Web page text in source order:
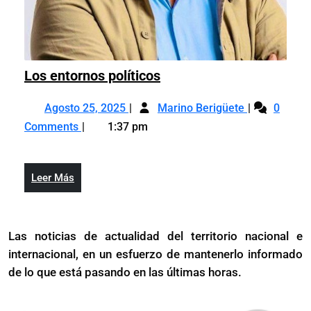
Los entornos políticosLos
políticos
Agosto 25, 2025 Agosto
25,
2025
Marino Berigüete Los
0
Comments
1:37 pm
Leer Más
Más
Las noticias de actualidad del territorio nacional e
internacional, en un esfuerzo de mantenerlo informado
de lo que está pasando en las últimas horas.